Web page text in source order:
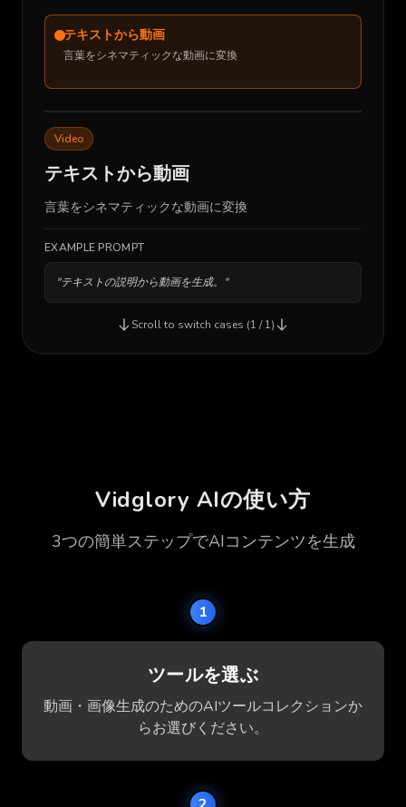
テキストから動画
言葉をシネマティックな動画に変換
TEXT_TO_VIDEO_PLACEHOLDER
Video
テキストから動画
言葉をシネマティックな動画に変換
EXAMPLE PROMPT
"テキストの説明から動画を生成。 "
Scroll to switch cases (1 /1)
Vidglory AIの使い方
3つの簡単ステップでAIコンテンツを生成
1
ツールを選ぶ
動画・画像生成のためのAIツールコレクションか
らお選びください。